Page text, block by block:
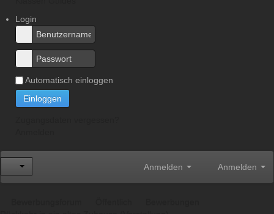
Login
Automatisch einloggen
Einloggen
Anmelden
Anmelden